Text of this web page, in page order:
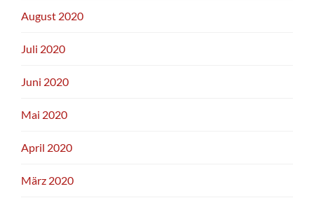
August 2020
Juli 2020
Juni 2020
Mai 2020
April 2020
März 2020